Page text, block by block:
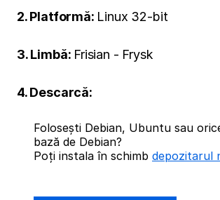
2. Platformă: Linux 32-bit
3. Limbă: Frisian - Frysk
4. Descarcă:
Folosești Debian, Ubuntu sau
bază de Debian?
Poți instala în schimb depozitarul